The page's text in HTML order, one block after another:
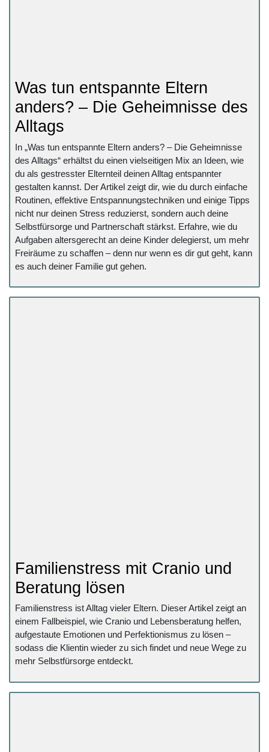
Was tun entspannte Eltern
anders? – Die Geheimnisse des
Alltags
In „Was tun entspannte Eltern anders? – Die Geheimnisse
des Alltags“ erhältst du einen vielseitigen Mix an Ideen, wie
du als gestresster Elternteil deinen Alltag entspannter
gestalten kannst. Der Artikel zeigt dir, wie du durch einfache
Routinen, effektive Entspannungstechniken und einige Tipps
nicht nur deinen Stress reduzierst, sondern auch deine
Selbstfürsorge und Partnerschaft stärkst. Erfahre, wie du
Aufgaben altersgerecht an deine Kinder delegierst, um mehr
Freiräume zu schaffen – denn nur wenn es dir gut geht, kann
es auch deiner Familie gut gehen.
Familienstress mit Cranio und
Beratung lösen
Familienstress ist Alltag vieler Eltern. Dieser Artikel zeigt an
einem Fallbeispiel, wie Cranio und Lebensberatung helfen,
aufgestaute Emotionen und Perfektionismus zu lösen –
sodass die Klientin wieder zu sich findet und neue Wege zu
mehr Selbstfürsorge entdeckt.